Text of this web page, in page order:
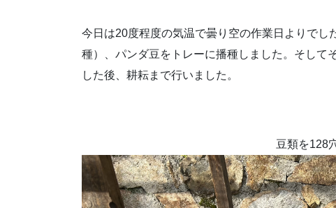
今日は20度程度の気温で曇り空の作業日よりで
種）、パンダ豆をトレーに播種しました。そして
した後、耕耘まで行いました。
豆類を128